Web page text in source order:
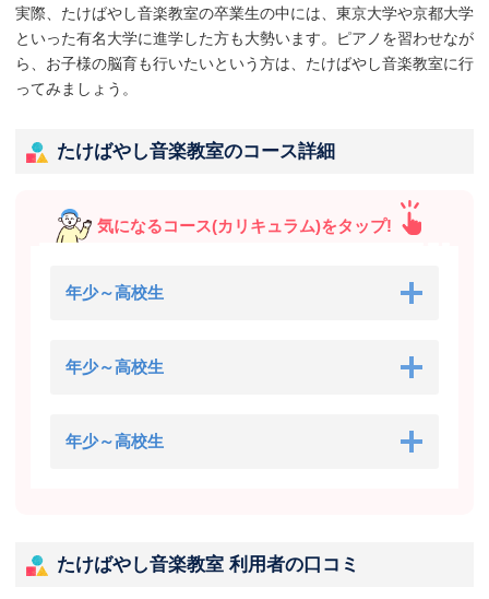
実際、たけばやし音楽教室の卒業生の中には、東京大学や京都大学
といった有名大学に進学した方も大勢います。ピアノを習わせなが
ら、お子様の脳育も行いたいという方は、たけばやし音楽教室に行
ってみましょう。
たけばやし音楽教室のコース詳細
気になるコース(カリキュラム)をタップ!
年少～高校生
年少～高校生
年少～高校生
たけばやし音楽教室 利用者の口コミ